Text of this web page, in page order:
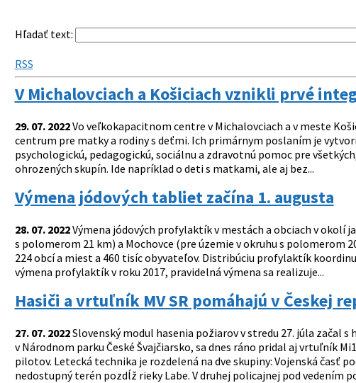
Hľadať text:
RSS
V Michalovciach a Košiciach vznikli prvé
29. 07. 2022Vo veľkokapacitnom centre v Michalovciach a v meste
centrum pre matky a rodiny s deťmi. Ich primárnym poslaním je
psychologickú, pedagogickú, sociálnu a zdravotnú pomoc pre
ohrozených skupín. Ide napríklad o deti s matkami, ale aj bez...
Výmena jódových tabliet začína 1. augusta
28. 07. 2022Výmena jódových profylaktík v mestách a obciach v okolí
s polomerom 21 km) a Mochovce (pre územie v okruhu s polomerom
224 obcí a miest a 460 tisíc obyvateľov. Distribúciu profylaktík
výmena profylaktík v roku 2017, pravidelná výmena sa realizuje...
Hasiči a vrtuľník MV SR pomáhajú v Českej
27. 07. 2022Slovenský modul hasenia požiarov v stredu 27. júla začal
v Národnom parku České Švajčiarsko, sa dnes ráno pridal aj vrtuľník
pilotov. Letecká technika je rozdelená na dve skupiny: Vojenská časť
nedostupný terén pozdĺž rieky Labe. V druhej policajnej pod vedením